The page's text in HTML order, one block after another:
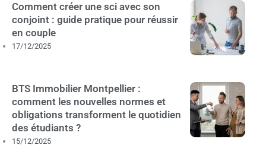
Comment créer une sci avec son
conjoint : guide pratique pour réussir
en couple
17/12/2025
BTS Immobilier Montpellier :
comment les nouvelles normes et
obligations transforment le quotidien
des étudiants ?
15/12/2025